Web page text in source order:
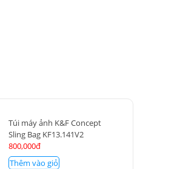
Túi máy ảnh K&F Concept
Sling Bag KF13.141V2
800,000đ
Thêm vào giỏ